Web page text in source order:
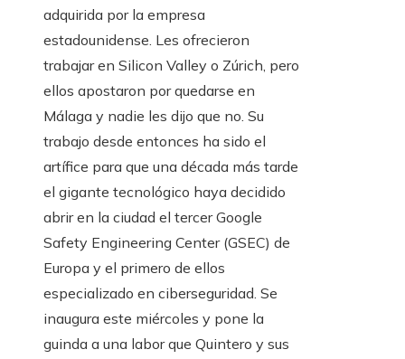
adquirida por la empresa
estadounidense. Les ofrecieron
trabajar en Silicon Valley o Zúrich, pero
ellos apostaron por quedarse en
Málaga y nadie les dijo que no. Su
trabajo desde entonces ha sido el
artífice para que una década más tarde
el gigante tecnológico haya decidido
abrir en la ciudad el tercer Google
Safety Engineering Center (GSEC) de
Europa y el primero de ellos
especializado en ciberseguridad. Se
inaugura este miércoles y pone la
guinda a una labor que Quintero y sus